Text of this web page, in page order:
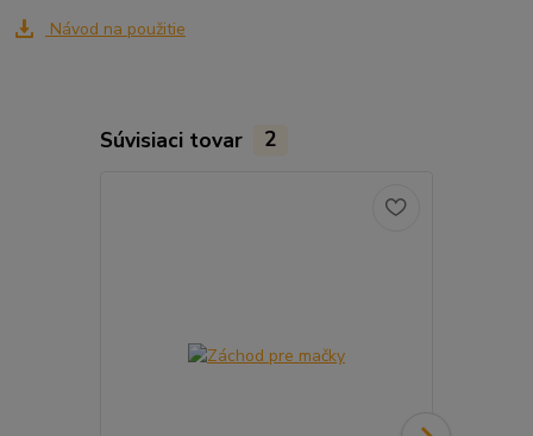
Návod na použitie
Súvisiaci tovar 2